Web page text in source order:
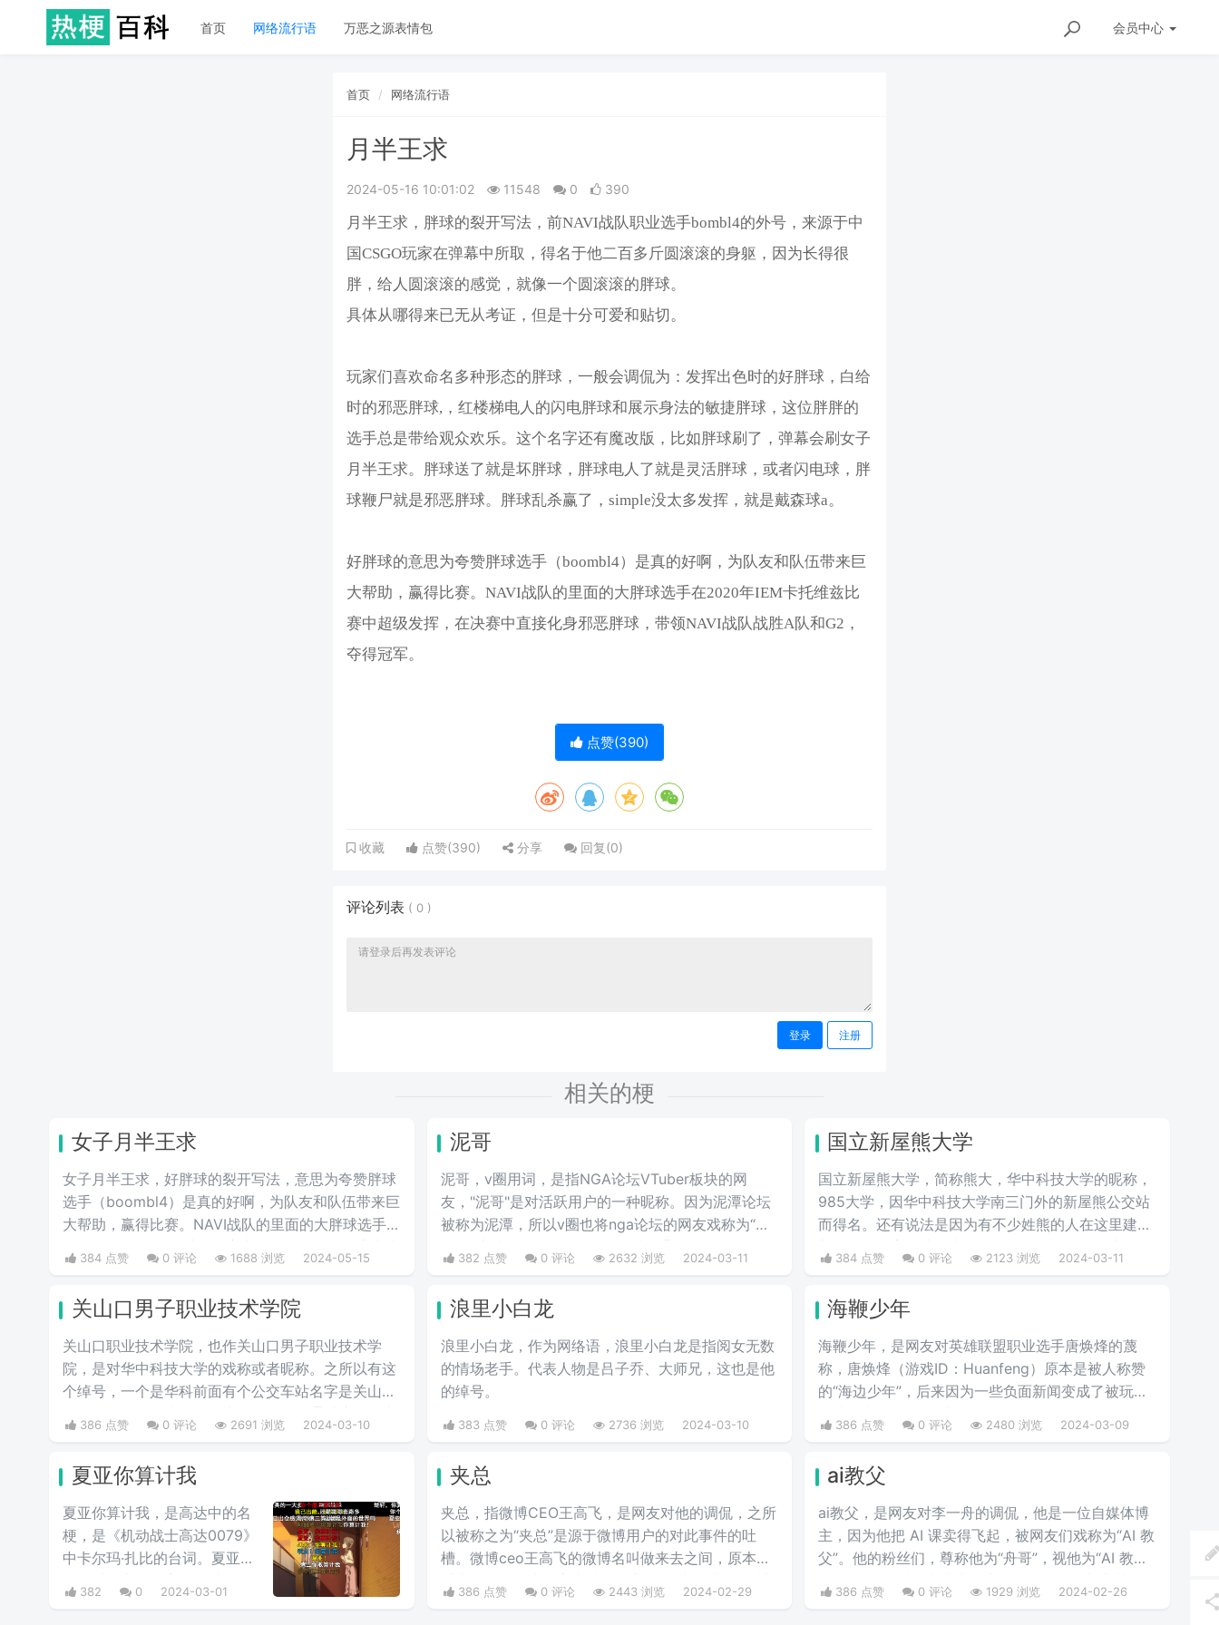
首页 网络流行语 万恶之源表情包 会员中心
首页 网络流行语
月半王求
2024-05-16 10:01:02 11548 0 390
月半王求，胖球的裂开写法，前NAVI战队职业选手bombl4的外号，来源于中
国CSGO玩家在弹幕中所取，得名于他二百多斤圆滚滚的身躯，因为长得很
胖，给人圆滚滚的感觉，就像一个圆滚滚的胖球。
具体从哪得来已无从考证，但是十分可爱和贴切。
玩家们喜欢命名多种形态的胖球，一般会调侃为：发挥出色时的好胖球，白给
时的邪恶胖球,，红楼梯电人的闪电胖球和展示‌‌‌‌‌‌‌‌‌身法的敏捷胖球，这位胖胖的
选手总是带给观众欢乐。这个名字还有魔改版，比如胖球刷了，弹幕会刷女子
月半王求。胖球送了就是坏胖球，胖球电人了就是灵活胖球，或者闪电球，胖
球鞭尸就是邪恶胖球。胖球乱杀赢了，simple没太多发挥，就是戴森球a。
好胖球的意思为夸赞胖球选手（boombl4）是真的好啊，为队友和队伍带来巨
大帮助，赢得比赛。NAVI战队的里面的大胖球选手在2020年IEM卡托维兹比
赛中超级发挥，在决赛中直接化身邪恶胖球，带领NAVI战队战胜A队和G2，
夺得冠军。
点赞(390)
收藏 点赞(390) 分享 回复(0)
评论列表 ( 0 )
登录 注册
相关的梗
女子月半王求
女子月半王求，好胖球的裂开写法，意思为夸赞胖球
选手（boombl4）是真的好啊，为队友和队伍带来巨
大帮助，赢得比赛。NAVI战队的里面的大胖球选手
在2020年IEM卡托维兹比赛中超级发挥，在决赛中直
接化身邪恶胖球，带领NAVI战队战胜A队和G2，夺
384 点赞 0 评论 1688 浏览 2024-05-15
泥哥
泥哥，v圈用词，是指NGA论坛VTuber板块的网
友，"泥哥"是对活跃用户的一种昵称。因为泥潭论坛
被称为泥潭，所以v圈也将nga论坛的网友戏称为“泥
哥”，这种用法可能源自nga网站的背景颜色类似于泥
土的颜色，因此用户们开始将这些常驻者称为"泥
382 点赞 0 评论 2632 浏览 2024-03-11
国立新屋熊大学
国立新屋熊大学，简称熊大，华中科技大学的昵称，
985大学，因华中科技大学南三门外的新屋熊公交站
而得名。还有说法是因为有不少姓熊的人在这里建了
新屋子，名字由此而来。具体原因是否如此，也搞不
清楚了。但是新屋熊大学的名字，比这个985大学更
384 点赞 0 评论 2123 浏览 2024-03-11
关山口男子职业技术学院
关山口职业技术学院，也作关山口男子职业技术学
院，是对华中科技大学的戏称或者昵称。之所以有这
个绰号，一个是华科前面有个公交车站名字是关山
口，华科是工科院校，女少男多。人们通过这个梗来
开玩笑地将华中科技大学称作关山口男子职业技术学
386 点赞 0 评论 2691 浏览 2024-03-10
浪里小白龙
浪里小白龙，作为网络语，浪里小白龙是指阅女无数
的情场老手。代表人物是吕子乔、大师兄，这也是他
的绰号。
383 点赞 0 评论 2736 浏览 2024-03-10
海鞭少年
海鞭少年，是网友对英雄联盟职业选手唐焕烽的蔑
称，唐焕烽（游戏ID：Huanfeng）原本是被人称赞
的“海边少年”，后来因为一些负面新闻变成了被玩家
386 点赞 0 评论 2480 浏览 2024-03-09
夏亚你算计我
夏亚你算计我，是高达中的名
梗，是《机动战士高达0079》
中卡尔玛·扎比的台词。夏亚平
日里对待卡尔玛完全是以友人
的关系相处，但是说到头卡尔
382 0 2024-03-01
夹总
夹总，指微博CEO王高飞，是网友对他的调侃，之所
以被称之为“夹总”是源于微博用户的对此事件的吐
槽。微博ceo王高飞的微博名叫做来去之间，原本是
叫来总的。因为来字去掉一竖之后是“夹”，并且微博
把屏蔽敏感字的行为称为“夹”，所以来去之间喜提夹
386 点赞 0 评论 2443 浏览 2024-02-29
ai教父
ai教父，是网友对李一舟的调侃，他是一位自媒体博
主，因为他把 AI 课卖得飞起，被网友们戏称为“AI 教
父”。他的粉丝们，尊称他为“舟哥”，视他为“AI 教
的“知识网红”，有人说他的课程是“智商税”。
386 点赞 0 评论 1929 浏览 2024-02-26